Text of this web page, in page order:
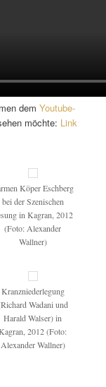
demYoutube-
möchte: Link
Köper Eschberg
bei der Szenischen
in Kagran, 2012
(Foto: Alexander
Wallner)
Kranzniederlegung
Wadani und
Harald Walser) in
2012 (Foto:
Alexander Wallner)